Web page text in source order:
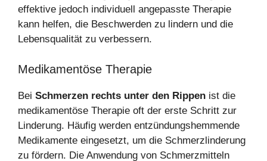
effektive jedoch individuell angepasste Therapie
kann helfen, die Beschwerden zu lindern und die
Lebensqualität zu verbessern.
Medikamentöse Therapie
Bei Schmerzen rechts unter den Rippen ist die
medikamentöse Therapie oft der erste Schritt zur
Linderung. Häufig werden entzündungshemmende
Medikamente eingesetzt, um die Schmerzlinderung
zu fördern. Die Anwendung von Schmerzmitteln